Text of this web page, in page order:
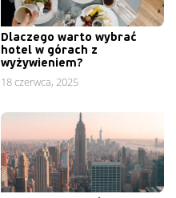
Dlaczego warto wybrać
hotel w górach z
wyżywieniem?
18 czerwca, 2025